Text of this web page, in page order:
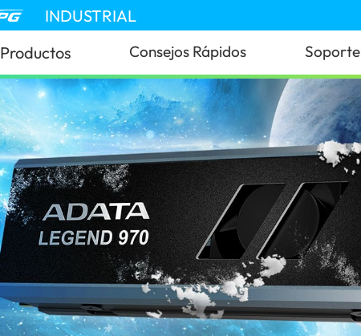
INDUSTRIAL
Productos Consejos Rápidos Soporte